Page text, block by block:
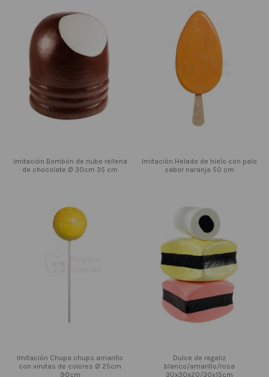
Imitación Bombón de nube rellena
de chocolate Ø 30cm 35 cm
Imitación Helado de hielo con palo
sabor naranja 50 cm
Imitación Chupa chups amarillo
con virutas de colores Ø 25cm
90cm
Dulce de regaliz
blanco/amarillo/rosa
30x30x20/30x15cm